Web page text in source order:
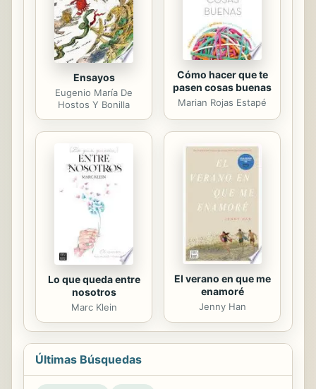
Ensayos
Eugenio María De
Hostos Y Bonilla
Cómo hacer que te
pasen cosas buenas
Marian Rojas Estapé
Lo que queda entre
nosotros
Marc Klein
El verano en que me
enamoré
Jenny Han
Últimas Búsquedas